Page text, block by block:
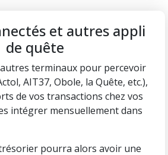
et autres appli
de quête
terminaux pour percevoir
AIT37, Obole, la Quête, etc.),
de vos transactions chez vos
intégrer mensuellement dans
pourra alors avoir une